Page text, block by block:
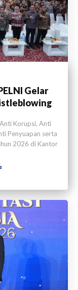
Gelar
Korupsi, Anti
Penyuapan serta
2026 di Kantor